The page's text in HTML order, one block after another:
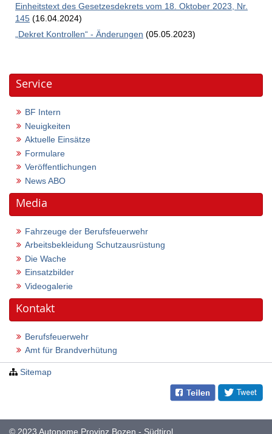
Einheitstext des Gesetzesdekrets vom 18. Oktober 2023, Nr.
145 (16.04.2024)
„Dekret Kontrollen“ - Änderungen (05.05.2023)
Service
BF Intern
Neuigkeiten
Aktuelle Einsätze
Formulare
Veröffentlichungen
News ABO
Media
Fahrzeuge der Berufsfeuerwehr
Arbeitsbekleidung Schutzausrüstung
Die Wache
Einsatzbilder
Videogalerie
Kontakt
Berufsfeuerwehr
Amt für Brandverhütung
Sitemap
© 2023 Autonome Provinz Bozen - Südtirol